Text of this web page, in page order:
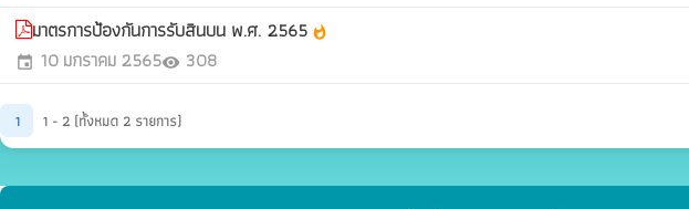
มาตรการป้องกันการรับสินบน พ.ศ. 2565 whatshot
event 10 มกราคม 2565visibility 308
1 1 - 2 (ทั้งหมด 2 รายการ)